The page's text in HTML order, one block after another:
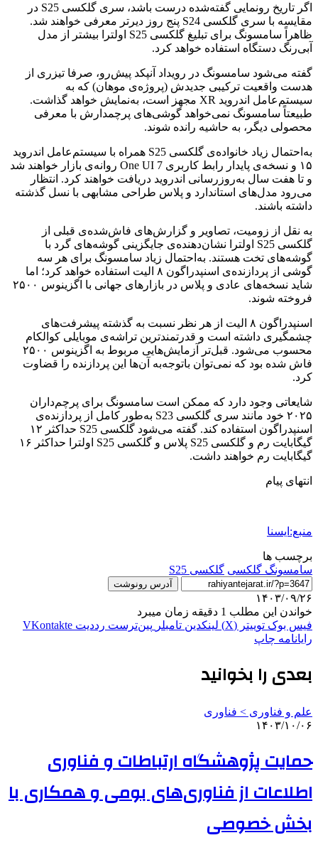
اگر تاریخ رونمایی گفته‌شده درست باشد، سری گلکسی S25 در
مقایسه با سری گلکسی S24 پنج روز دیرتر معرفی خواهند شد.
ظاهراً سامسونگ برای تبلیغ گلکسی S25 اولترا بیشتر از مدل
آبی‌رنگ دستگاه استفاده خواهد کرد.
گفته می‌شود سامسونگ در رویداد آنپکد پیش‌رو، صرفا تیزری از
هدست واقعیت ترکیبی جدیدش (پروژه‌ی موهان) که به
سیستم‌عامل اندروید XR مجهز است، به‌نمایش خواهد گذاشت.
طبیعتاً سامسونگ نمی‌خواهد گوشی‌های پرچمدارش با معرفی
محصولی دیگر، به حاشیه رانده شوند.
به‌احتمال زیاد خانواده‌ی گلکسی S25 همراه با سیستم‌عامل اندروید
۱۵ و نسخه‌ی پایدار رابط کاربری One UI 7 روانه‌ی بازار خواهند شد
و تا هفت سال به‌روزرسانی اندروید دریافت خواهند کرد. انتظار
می‌رود مدل‌های استاندارد و پلاس طراحی مشابهی با نسل گذشته
داشته باشند.
به نقل از زومیت، تصاویر و گزارش‌های فاش‌شده‌ی قبلی از
گلکسی S25 اولترا نشان‌دهنده‌ی جایگزینی گوشه‌های گرد با
گوشه‌های تخت هستند. به‌احتمال زیاد سامسونگ برای هر سه
گوشی از پردازنده‌ی اسنپدراگون ۸ الیت استفاده خواهد کرد؛ اما
شاید نسخه‌های عادی و پلاس در بازارهای جهانی با اگزینوس ۲۵۰۰
فروخته شوند.
اسنپدراگون ۸ الیت از هر نظر نسبت‌ به گذشته پیشرفت‌های
چشمگیری داشته است و قدرتمندترین تراشه‌ی موبایلی کوالکام
محسوب می‌شود. قبل‌تر آزمایش‌هایی مربوط به اگزینوس ۲۵۰۰
فاش شده بود که نمی‌توان باتوجه‌به آن‌ها این پردازنده را قضاوت
کرد.
شایعاتی وجود دارد که ممکن است سامسونگ برای پرچم‌داران
۲۰۲۵ خود مانند سری گلکسی S23 به‌طور کامل از پردازنده‌ی
اسنپدراگون استفاده کند. گفته می‌شود گلکسی S25 حداکثر ۱۲
گیگابایت رم و گلکسی S25 پلاس و گلکسی S25 اولترا حداکثر ۱۶
گیگابایت رم خواهند داشت.
انتهای پیام
منبع:ایسنا
برچسب ها
سامسونگ گلکسی گلکسی S25
آدرس رونوشت
۱۴۰۳/۰۹/۲۶
خواندن این مطلب 1 دقیقه زمان میبرد
فیس بوک توییتر (X) لینکدین ‫تامبلر ‫پین‌ترست ‫رددیت ‫VKontakte
رایانامه چاپ
بعدی را بخوانید
علم و فناوری‌ > فناوری
۱۴۰۳/۱۰/۰۶
حمایت پژوهشگاه ارتباطات و فناوری
اطلاعات از فناوری‌های بومی و همکاری با
بخش خصوصی